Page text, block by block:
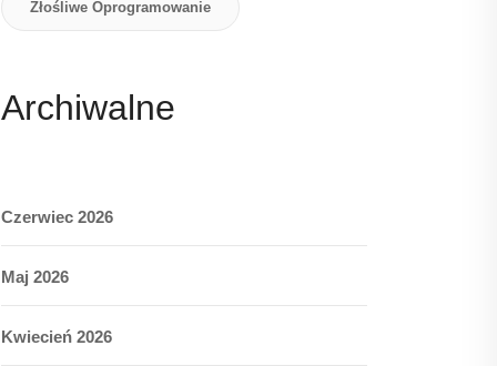
Złośliwe Oprogramowanie
Archiwalne
Czerwiec 2026
Maj 2026
Kwiecień 2026